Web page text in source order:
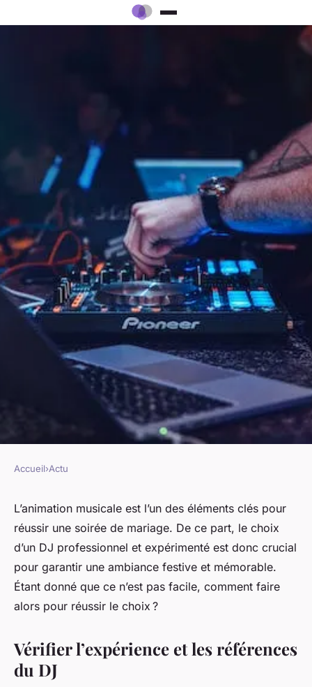
Comment choisir le meilleur
DJ pour mettre de l'ambiance à
votre mariage à Bordeaux ou
dans le Sud-Ouest ?
morgaine•24 mars 2023•2 min de lecture
Accueil›Actu
L’animation musicale est l’un des éléments clés pour
réussir une soirée de mariage. De ce part, le choix
d’un DJ professionnel et expérimenté est donc crucial
pour garantir une ambiance festive et mémorable.
Étant donné que ce n’est pas facile, comment faire
alors pour réussir le choix ?
Vérifier l’expérience et les références
du DJ